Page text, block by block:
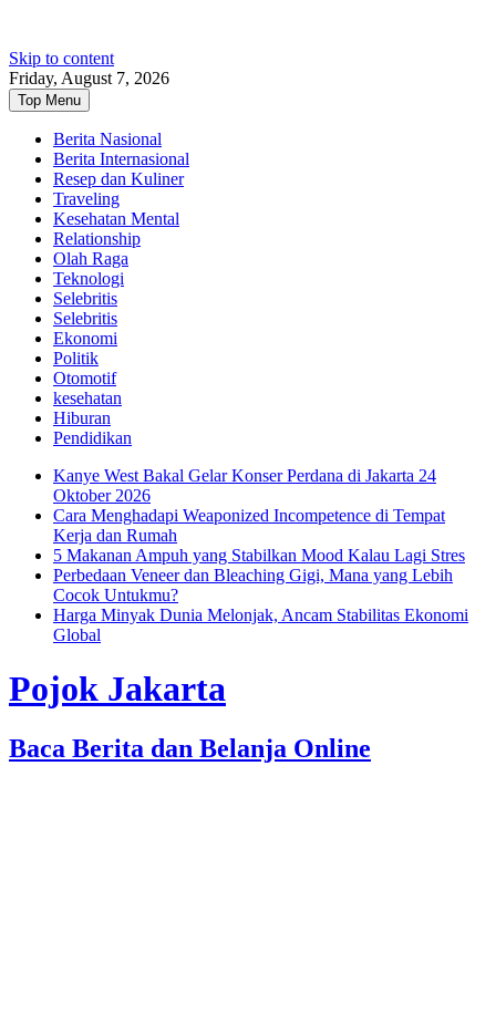
Skip to content
Friday, August 7, 2026
Top Menu
Berita Nasional
Berita Internasional
Resep dan Kuliner
Traveling
Kesehatan Mental
Relationship
Olah Raga
Teknologi
Selebritis
Selebritis
Ekonomi
Politik
Otomotif
kesehatan
Hiburan
Pendidikan
Kanye West Bakal Gelar Konser Perdana di Jakarta 24
Oktober 2026
Cara Menghadapi Weaponized Incompetence di Tempat
Kerja dan Rumah
5 Makanan Ampuh yang Stabilkan Mood Kalau Lagi Stres
Perbedaan Veneer dan Bleaching Gigi, Mana yang Lebih
Cocok Untukmu?
Harga Minyak Dunia Melonjak, Ancam Stabilitas Ekonomi
Global
Pojok Jakarta
Baca Berita dan Belanja Online